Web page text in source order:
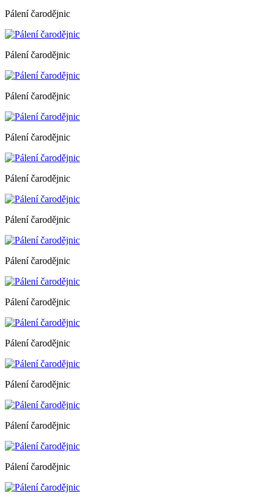
Pálení čarodějnic
Pálení čarodějnic
Pálení čarodějnic
Pálení čarodějnic
Pálení čarodějnic
Pálení čarodějnic
Pálení čarodějnic
Pálení čarodějnic
Pálení čarodějnic
Pálení čarodějnic
Pálení čarodějnic
Pálení čarodějnic